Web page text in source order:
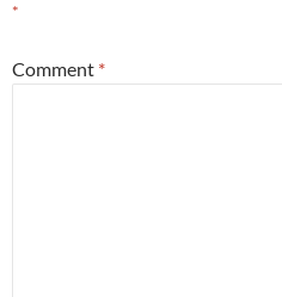
*
Comment *